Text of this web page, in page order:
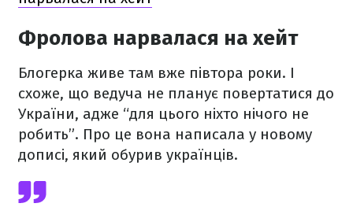
Фролова нарвалася на хейт
Блогерка живе там вже півтора роки. І
схоже, що ведуча не планує повертатися до
України, адже “для цього ніхто нічого не
робить”. Про це вона написала у новому
дописі, який обурив українців.